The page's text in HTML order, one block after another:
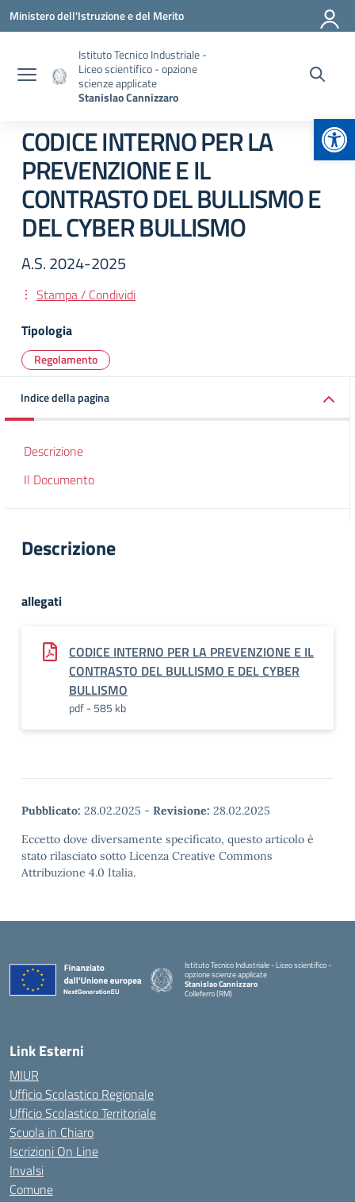
Vai ai contenuti
Vai al menu di navigazione
Vai al footer
Ministero dell'Istruzione e del Merito
Istituto Tecnico Industriale -
Liceo scientifico - opzione
scienze applicate
Stanislao Cannizzaro
CODICE INTERNO PER LA
PREVENZIONE E IL
CONTRASTO DEL BULLISMO E
DEL CYBER BULLISMO
A.S. 2024-2025
Stampa / Condividi
Tipologia
Regolamento
Indice della pagina
Descrizione
Il Documento
Descrizione
allegati
CODICE INTERNO PER LA PREVENZIONE E IL
CONTRASTO DEL BULLISMO E DEL CYBER
BULLISMO
pdf - 585 kb
Pubblicato: 28.02.2025 - Revisione: 28.02.2025
Eccetto dove diversamente specificato, questo articolo è
stato rilasciato sotto Licenza Creative Commons
Attribuzione 4.0 Italia.
Istituto Tecnico Industriale - Liceo scientifico -
opzione scienze applicate
Stanislao Cannizzaro
Colleferro (RM)
Link Esterni
MIUR
Ufficio Scolastico Regionale
Ufficio Scolastico Territoriale
Scuola in Chiaro
Iscrizioni On Line
Invalsi
Comune